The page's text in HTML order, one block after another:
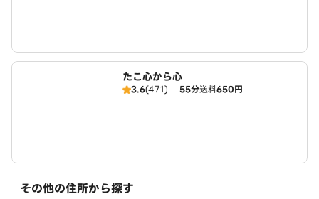
たこ心から心
3.6(471) 55分送料650円
その他の住所から探す